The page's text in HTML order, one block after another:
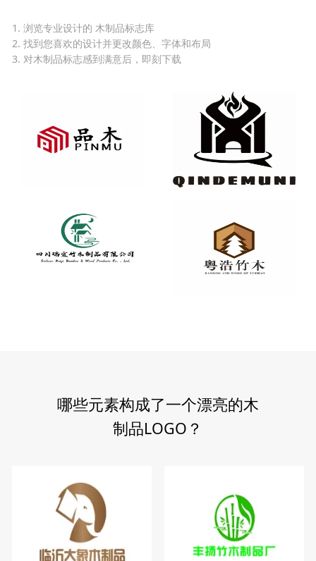
1. 浏览专业设计的 木制品标志库
2. 找到您喜欢的设计并更改颜色、字体和布局
3. 对木制品标志感到满意后，即刻下载
哪些元素构成了一个漂亮的木
制品LOGO？